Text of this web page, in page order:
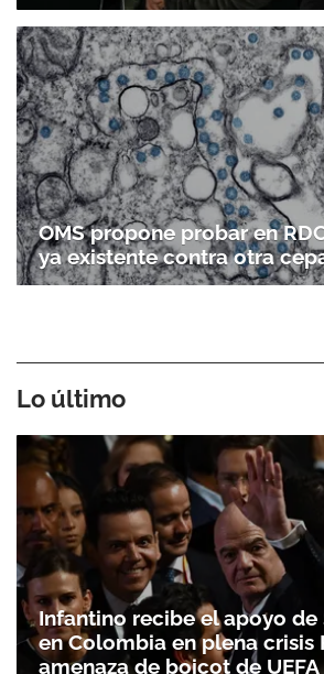
OMS propone probar en
ya existente contra otra
Lo último
Infantino recibe el apoyo de
en Colombia en plena crisis
amenaza de boicot de UEFA